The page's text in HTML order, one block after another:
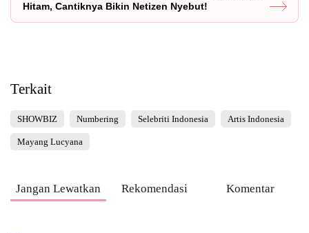
Hitam, Cantiknya Bikin Netizen Nyebut!
Terkait
SHOWBIZ Numbering Selebriti Indonesia Artis Indonesia
Mayang Lucyana
Jangan Lewatkan Rekomendasi Komentar